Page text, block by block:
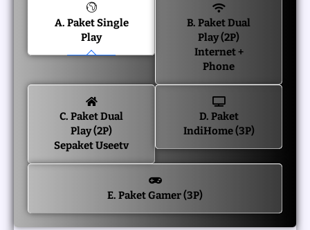
A. Paket Single
Play
B. Paket Dual
Play (2P)
Internet +
Phone
C. Paket Dual
Play (2P)
Sepaket Useetv
D. Paket
IndiHome (3P)
E. Paket Gamer (3P)